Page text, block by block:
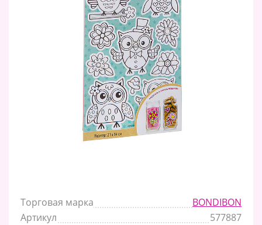
Торговая марка
BONDIBON
Артикул
577887